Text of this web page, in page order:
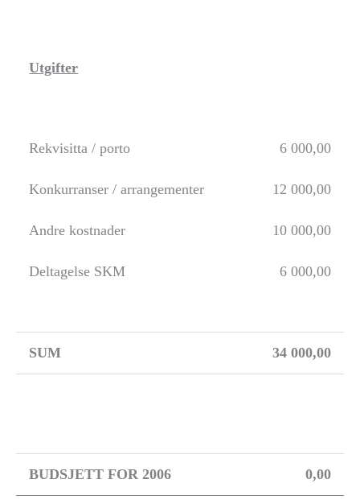
Utgifter
Rekvisitta / porto 6 000,00
Konkurranser / arrangementer 12 000,00
Andre kostnader 10 000,00
Deltagelse SKM 6 000,00
SUM 34 000,00
BUDSJETT FOR 2006 0,00